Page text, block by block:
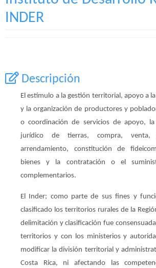
INDER
Descripción
El estímulo a la gestión territorial, apoyo a
y la organización de productores y
o coordinación de servicios de apoyo,
jurídico de tierras, compra, venta,
arrendamiento, constitución de
bienes y la contratación o el
complementarios.
El Inder; como parte de sus fines y
clasificado los territorios rurales de la
delimitación y clasificación fue
territorios y con los ministerios y
modificar la división territorial y
Costa Rica, ni afectando las